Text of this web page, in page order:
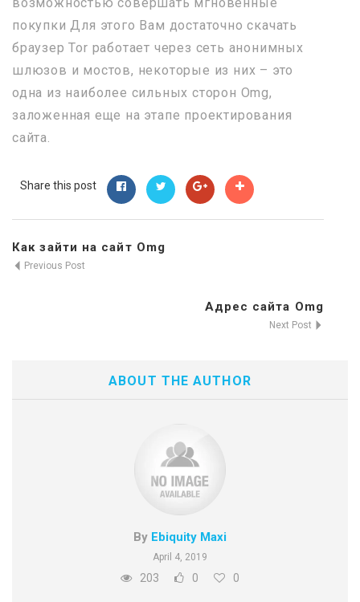
покупки Для этого Вам достаточно скачать
браузер Tor работает через сеть анонимных
шлюзов и мостов, некоторые из них – это
одна из наиболее сильных сторон Omg,
заложенная еще на этапе проектирования
сайта.
Share this post
Как зайти на сайт Omg
Previous Post
Адрес сайта Omg
Next Post
ABOUT THE AUTHOR
By Ebiquity Maxi
April 4, 2019
203 0 0